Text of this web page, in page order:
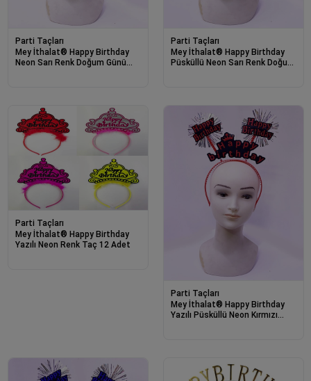
Parti Taçları
Mey İthalat® Happy Birthday
Neon Sarı Renk Doğum Günü
Parti Taçları
Mey İthalat® Happy Birthday
Püsküllü Neon Sarı Renk Doğum
Parti Taçları
Mey İthalat® Happy Birthday
Yazılı Neon Renk Taç 12 Adet
Parti Taçları
Mey İthalat® Happy Birthday
Yazılı Püsküllü Neon Kırmızı